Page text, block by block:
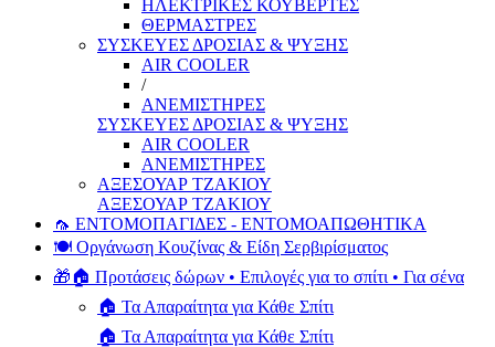
ΗΛΕΚΤΡΙΚΕΣ ΚΟΥΒΕΡΤΕΣ
ΘΕΡΜΑΣΤΡΕΣ
ΣΥΣΚΕΥΕΣ ΔΡΟΣΙΑΣ & ΨΥΞΗΣ
AIR COOLER
/
ΑΝΕΜΙΣΤΗΡΕΣ
ΣΥΣΚΕΥΕΣ ΔΡΟΣΙΑΣ & ΨΥΞΗΣ
AIR COOLER
ΑΝΕΜΙΣΤΗΡΕΣ
ΑΞΕΣΟΥΑΡ ΤΖΑΚΙΟΥ
ΑΞΕΣΟΥΑΡ ΤΖΑΚΙΟΥ
🦟 ΕΝΤΟΜΟΠΑΓΙΔΕΣ - ΕΝΤΟΜΟΑΠΩΘΗΤΙΚΑ
🍽️ Οργάνωση Κουζίνας & Είδη Σερβιρίσματος
🎁🏠 Προτάσεις δώρων • Επιλογές για το σπίτι • Για σένα
🏠 Τα Απαραίτητα για Κάθε Σπίτι
🏠 Τα Απαραίτητα για Κάθε Σπίτι